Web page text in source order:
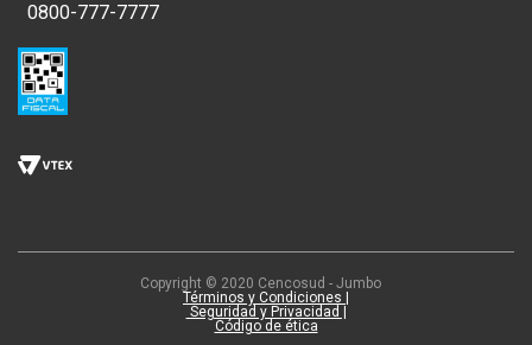
0800-777-7777
Copyright © 2020 Cencosud - Jumbo
Términos y Condiciones |
Seguridad y Privacidad |
Código de ética